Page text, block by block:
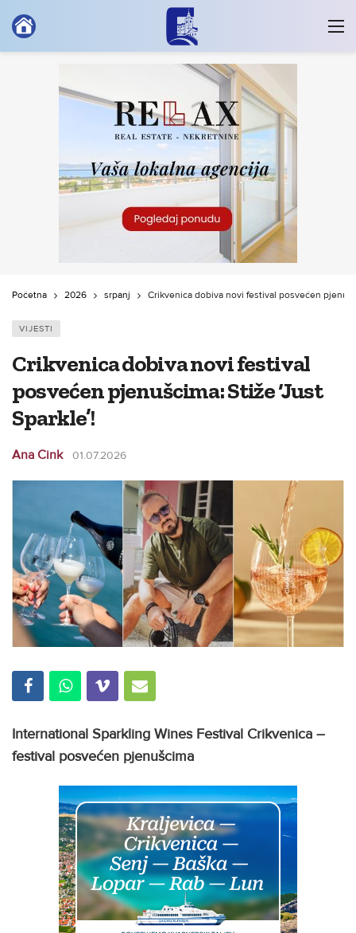
Početna 2026 srpanj Crikvenica dobiva novi festival posvećen
VIJESTI
Crikvenica dobiva novi festival
posvećen pjenušcima: Stiže ‘Just
Sparkle’!
Ana Cink 01.07.2026
International Sparkling Wines Festival Crikvenica –
festival posvećen pjenušcima